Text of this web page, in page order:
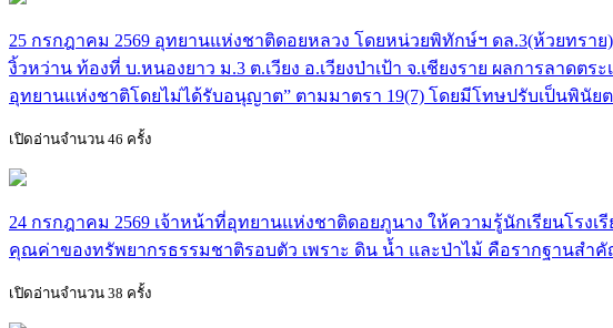
25 กรกฎาคม 2569 อุทยานแห่งชาติดอยหลวง โดยหน่วยพิทักษ์ฯ ดล.3(ห้วยทราย
งิ้วหว่าน ท้องที่ บ.หนองยาว ม.3 ต.เวียง อ.เวียงป่าเป้า จ.เชียงราย ผลการลาด
อุทยานแห่งชาติโดยไม่ได้รับอนุญาต” ตามมาตรา 19(7) โดยมีโทษปรับเป็นพินัย
เปิดอ่านจำนวน 46 ครั้ง
24 กรกฎาคม 2569 เจ้าหน้าที่อุทยานแห่งชาติดอยภูนาง ให้ความรู้นักเรียนโรง
คุณค่าของทรัพยากรธรรมชาติรอบตัว เพราะ ดิน น้ำ และป่าไม้ คือรากฐานสำ
เปิดอ่านจำนวน 38 ครั้ง